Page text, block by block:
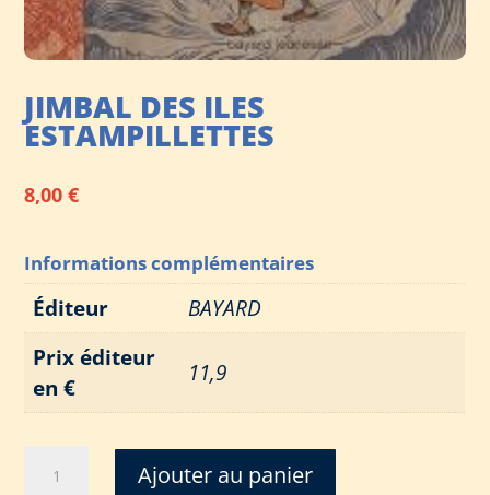
JIMBAL DES ILES
ESTAMPILLETTES
8,00€
Informations complémentaires
Éditeur
BAYARD
Prix éditeur
en €
11,9
Ajouter au panier